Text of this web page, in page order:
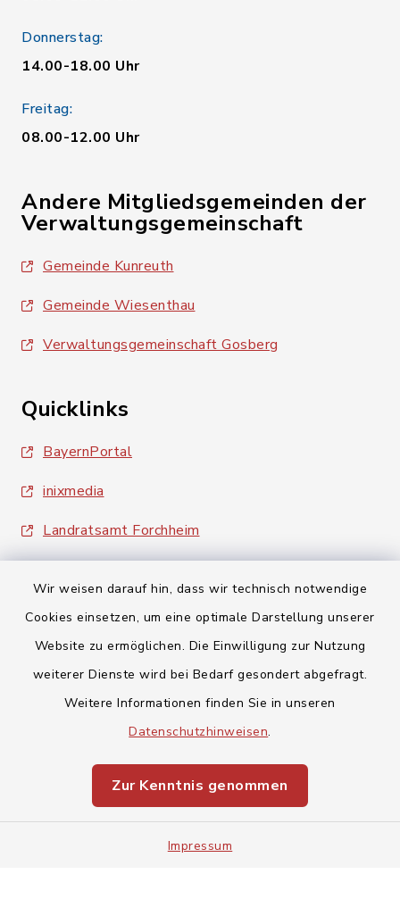
Wir weisen darauf hin, dass wir technisch notwendige
Cookies einsetzen, um eine optimale Darstellung unserer
Website zu ermöglichen. Die Einwilligung zur Nutzung
weiterer Dienste wird bei Bedarf gesondert abgefragt.
Weitere Informationen finden Sie in unseren
Datenschutzhinweisen.
Zur Kenntnis genommen
Impressum
Donnerstag:
14.00-18.00 Uhr
Freitag:
08.00-12.00 Uhr
Andere Mitgliedsgemeinden der
Verwaltungsgemeinschaft
Gemeinde Kunreuth
Gemeinde Wiesenthau
Verwaltungsgemeinschaft Gosberg
Quicklinks
BayernPortal
inixmedia
Landratsamt Forchheim
Barrierefreiheit
Impressum
Sitemap